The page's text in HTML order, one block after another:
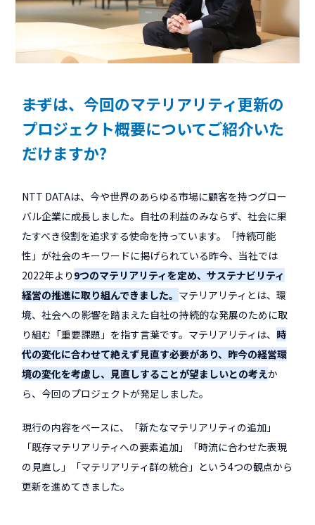
――まずは、今回のマテリアリティ更新の
プロジェクト概要についてご紹介いた
だけますか?
NTT DATAは、今や世界のあらゆる市場に顧客を持つグロー
バル企業に成長しました。自社の利益のみならず、社会に果
たすべき役割を追求する使命を持っています。「持続可能
性」が社会のキーワードに掲げられている昨今、当社では
2022年より 9つのマテリアリティを定め、サステナビリティ
経営の推進に取り組んできました。 マテリアリティとは、環
境、社会への影響を踏まえた自社の持続的な発展のために取
り組む「重要課題」を指す言葉です。マテリアリティは、 時
代の変化に合わせて絶えず見直す必要があり、昨今の経営環
境の変化を考慮し、見直しすることが望ましいとの考えか
ら、今回のプロジェクトが発足しました。
現行の内容をベースに、「新たなマテリアリティの追加」
「既存マテリアリティへの要素追加」「時流に合わせた表現
の見直し」「マテリアリティ群の統合」という4つの観点から
更新を進めてきました。